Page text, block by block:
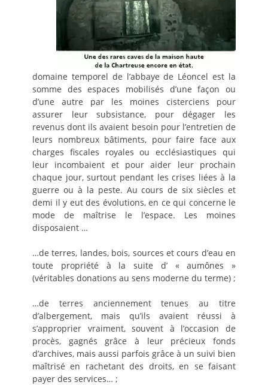
domaine temporel de l’abbaye de Léoncel est la
somme des espaces mobilisés d’une façon ou
d’une autre par les moines cisterciens pour
assurer leur subsistance, pour dégager les
revenus dont ils avaient besoin pour l’entretien de
leurs nombreux bâtiments, pour faire face aux
charges fiscales royales ou ecclésiastiques qui
leur incombaient et pour aider leur prochain
chaque jour, surtout pendant les crises liées à la
guerre ou à la peste. Au cours de six siècles et
demi il y eut des évolutions, en ce qui concerne le
mode de maîtrise le l’espace. Les moines
disposaient …
…de terres, landes, bois, sources et cours d’eau en
toute propriété à la suite d’ « aumônes »
(véritables donations au sens moderne du terme) ;
…de terres anciennement tenues au titre
d’albergement, mais qu’ils avaient réussi à
s’approprier vraiment, souvent à l’occasion de
procès, gagnés grâce à leur précieux fonds
d’archives, mais aussi parfois grâce à un suivi bien
maîtrisé en rachetant des droits, en se faisant
payer des services… ;